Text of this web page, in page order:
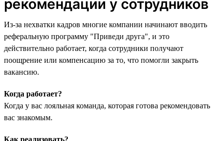
рекомендации у сотрудников
Из-за нехватки кадров многие компании начинают вводить
реферальную программу "‎Приведи друга",‎ и это
действительно работает, когда сотрудники получают
поощрение или компенсацию за то, что помогли закрыть
вакансию.
Когда работает?
Когда у вас лояльная команда, которая готова рекомендовать
вас знакомым.
Как реализовать?